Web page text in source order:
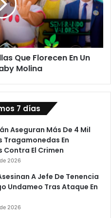
Que Florecen En Un
Molina
7 días
Aseguran Más De 4 Mil
Tragamonedas En
Contra El Crimen
2026
A Jefe De Tenencia
Undameo Tras Ataque En
2026